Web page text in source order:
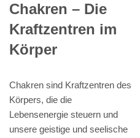
Chakren – Die
Kraftzentren im
Körper
Chakren sind Kraftzentren des
Körpers, die die
Lebensenergie steuern und
unsere geistige und seelische